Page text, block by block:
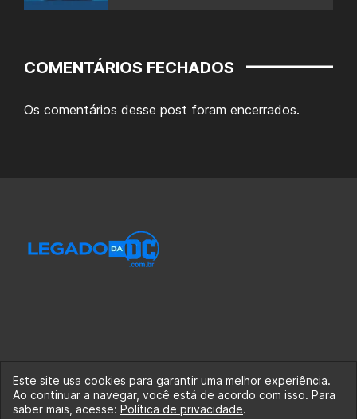
COMENTÁRIOS FECHADOS
Os comentários desse post foram encerrados.
© 2020-2026 Legado da DC, uma empresa da Legado
Enterprises.
Este site usa cookies para garantir uma melhor experiência.
Ao continuar a navegar, você está de acordo com isso. Para
saber mais, acesse: Política de privacidade.